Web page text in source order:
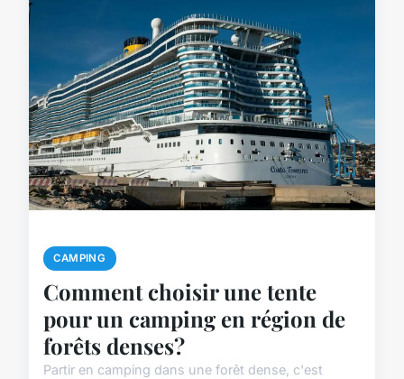
CAMPING
Comment choisir une tente
pour un camping en région de
forêts denses?
Partir en camping dans une forêt dense, c'est